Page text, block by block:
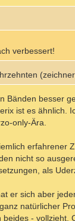
verbessert!
besser
ist es ähnlich.
only-Ära.
erfahrener
nicht so
als
er sich aber
natürlicher
-